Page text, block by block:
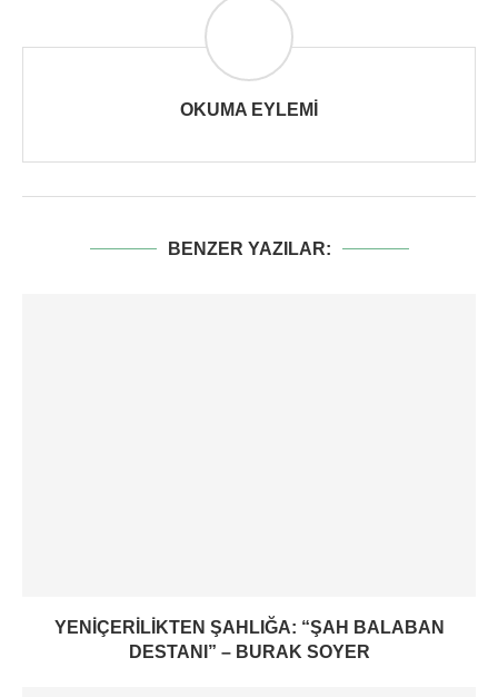
OKUMA EYLEMI
BENZER YAZILAR:
YENIÇERILIKTEN ŞAHLIĞA: “ŞAH BALABAN
DESTANI” – BURAK SOYER